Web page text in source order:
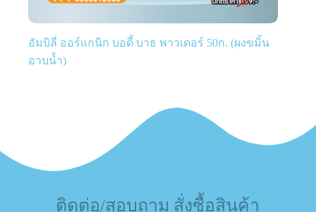
อัมบิลี่ ออร์แกนิก บอดี้ บาธ พาวเดอร์ 50ก. (ผงขมิ้น
อาบน้ำ)
ติดต่อ/สอบถาม สั่งซื้อสินค้า